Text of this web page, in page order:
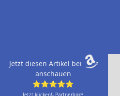
Jetzt diesen Artikel bei
anschauen
⭐⭐⭐⭐⭐